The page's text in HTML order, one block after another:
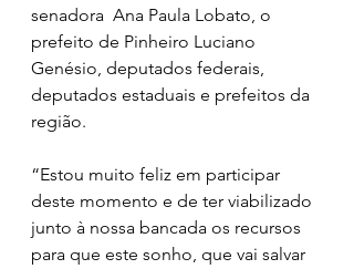
senadora  Ana Paula Lobato, o
prefeito de Pinheiro Luciano
Genésio, deputados federais,
deputados estaduais e prefeitos da
região.
“Estou muito feliz em participar
deste momento e de ter viabilizado
junto à nossa bancada os recursos
para que este sonho, que vai salvar